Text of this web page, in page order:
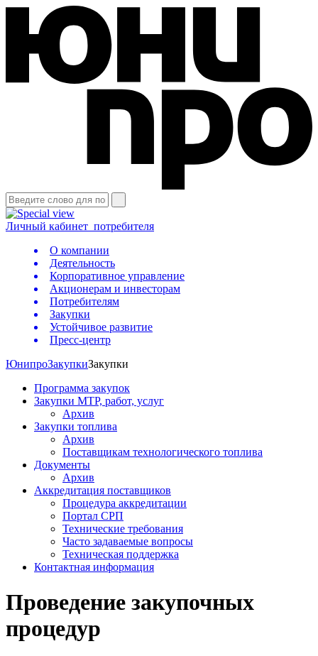
Личный кабинет потребителя
О компании
Деятельность
Корпоративное управление
Акционерам и инвесторам
Потребителям
Закупки
Устойчивое развитие
Пресс-центр
ЮнипроЗакупкиЗакупки
Программа закупок
Закупки МТР, работ, услуг
Архив
Закупки топлива
Архив
Поставщикам технологического топлива
Документы
Архив
Аккредитация поставщиков
Процедура аккредитации
Портал СРП
Технические требования
Часто задаваемые вопросы
Техническая поддержка
Контактная информация
Проведение закупочных
процедур